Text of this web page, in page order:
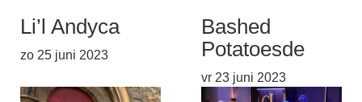
Li’l Andyca
zo 25 juni 2023
Bashed
Potatoesde
vr 23 juni 2023